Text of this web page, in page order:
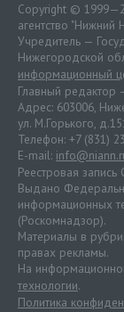
Copyright ©
агентство
Учредитель —
Нижегородской
информационный
Главный редактор
Адрес: 603006,
ул. М.Горького,
Телефон: +7 (831)
E-mail:
Реестровая
Выдано
информационных
(Роскомнадзор).
Материалы в
правах рекламы.
На
технологии.
Политика